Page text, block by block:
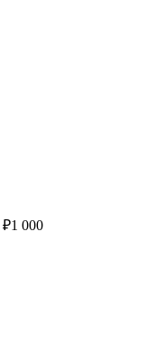
₽1 000